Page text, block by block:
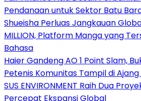
Pendanaan untuk Sektor Batu
Shueisha Perluas Jangkauan
MILLION, Platform Manga yang
Bahasa
Haier Gandeng AO 1 Point Slam,
Petenis Komunitas Tampil di
SUS ENVIRONMENT Raih Dua
Percepat Ekspansi Global